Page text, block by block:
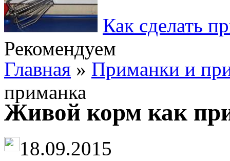
Как сделать
Рекомендуем
Главная » Приманки и
приманка
Живой корм как
18.09.2015